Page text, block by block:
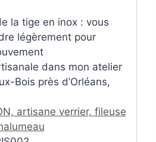
la tige en inox : vous
légèrement pour
dans mon atelier
Bois près d’Orléans,
artisane verrier, fileuse